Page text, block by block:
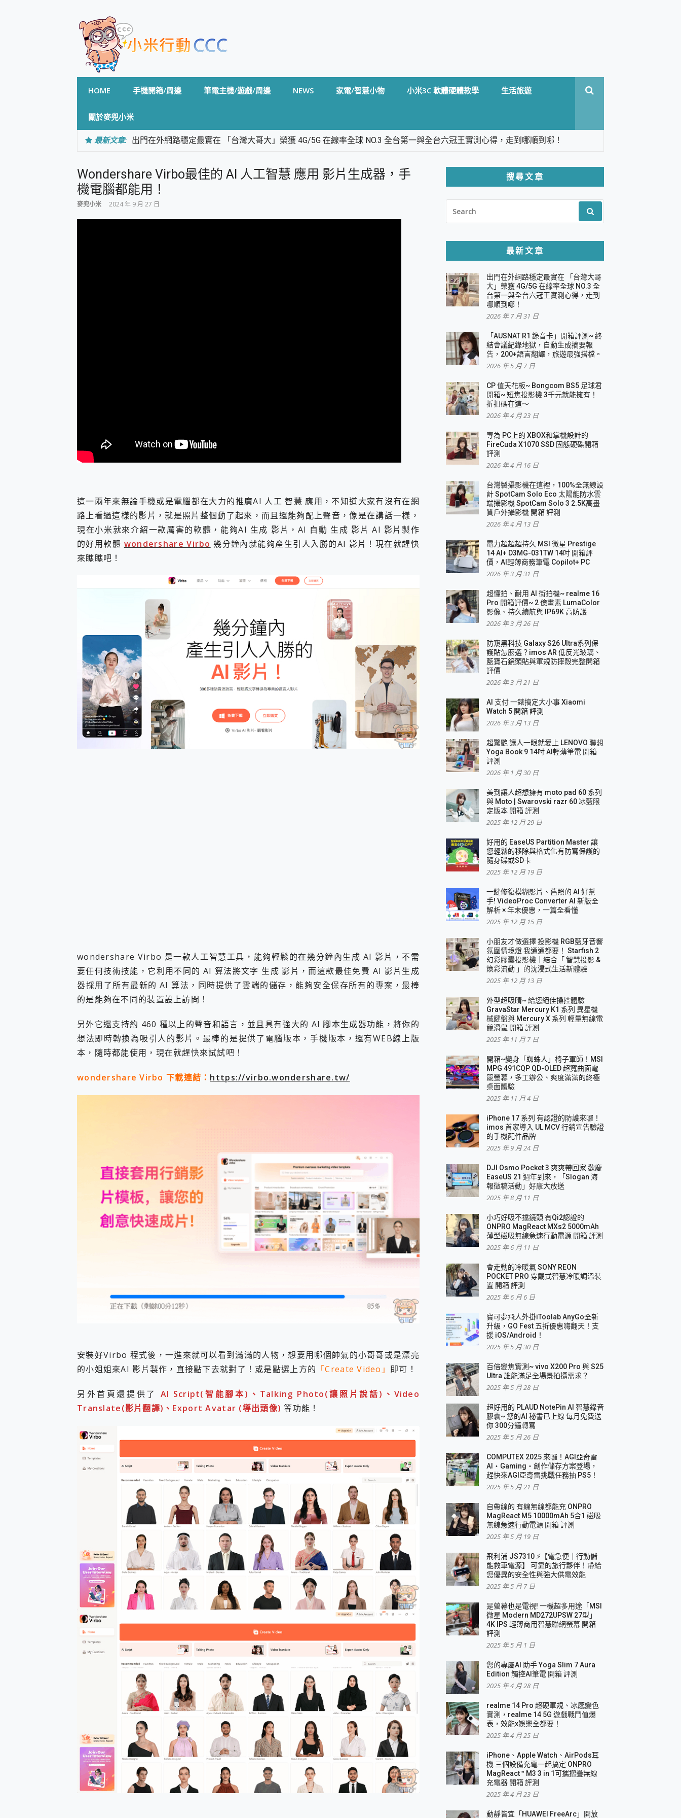
HOME 手機開箱/周邊 筆電主機/遊戲/周邊 NEWS 家電/智慧小物 小米3C 軟體硬體教學 生活旅遊
關於麥兜小米
最新文章: 出門在外網路穩定最實在 「台灣大哥大」榮獲 4G/5G 在線率全球 NO.3 全台第一與全台六冠王實測心得，走到哪順到哪！
專為 PC上的 XBOX和掌機設計的 FireCuda X1070 SSD 固態硬碟開箱 評測
台灣製攝影機在這裡，100%全無線設計 SpotCam Solo Eco 太陽能防水雲端攝影機 SpotCam Solo 3 2.5K高畫質戶外攝影機 開箱 評
測
電力超超超持久 MSI 微星 Prestige 14 AI+ D3MG-031TW 14吋 開箱評價，AI輕薄商務筆電 Copilot+ PC
超懂拍、耐用 AI 街拍機~ realme 16 Pro 開箱評價~ 2 億畫素 LumaColor 影像、持久續航與 IP69K 高防護
美到讓人超想擁有 moto pad 60 系列 與 Moto | Swarovski razr 60 冰藍限定版本 開箱 評測
一鍵修復模糊影片、舊照的 AI 好幫手! VideoProc Converter AI 新版全解析 × 年末優惠，一篇全看懂
小朋友才做選擇 投影機 RGB藍牙音響 氛圍情境燈 我通通都要！ Starfish 2 幻彩膠囊投影機｜結合「 智慧投影 & 煥彩流動 」的沈浸
外型超吸晴~ 給您絕佳操控體驗 GravaStar Mercury K1 系列 異星機械鍵盤與 Mercury X 系列 輕量無線電競滑鼠 開箱 評測
iPhone 17 系列 有認證的防護來囉！ imos 首家導入 UL MCV 行銷宣告驗證的手機配件品牌
DJI Osmo Pocket 3 爽爽帶回家 歡慶 EaseUS 21 週年到來，「Slogan 海報徵稿活動」好康大放送
小巧好吸不擋鏡頭 有Qi2認證的 ONPRO MagReact MXs2 5000mAh薄型磁吸無線急速行動電源 開箱 評測
超好用的 PLAUD NotePin AI 智慧錄音膠囊~ 您的AI 秘書已上線 每月免費送你 300分鐘轉寫
COMPUTEX 2025 來囉！AGI亞奇雷 AI・Gaming・創作儲存方案登場，趕快來AGI亞奇雷挑戰任務抽 PS5！
自帶線的 有線無線都能充 ONPRO MagReact M5 10000mAh 5合1 磁吸無線急速行動電源 開箱 評測
飛利浦 JS7310 ⚡【電急便｜行動儲能救車電源】 可靠的旅行夥伴！帶給您優異的安全性與強大供電效能
是螢幕也是電視! 一機超多用途「MSI微星 Modern MD272UPSW 27型」 4K IPS 輕薄商用智慧聯網螢幕 開箱 評測
您的專屬AI 助手 Yoga Slim 7 Aura Edition 觸控AI筆電 開箱 評測
iPhone、Apple Watch、AirPods耳機 三個設備充電一起搞定 ONPRO MagReact™ M3 3 in 1可攜摺疊無線充電器 開箱 評測
動靜皆宜「HUAWEI FreeArc」開放式耳掛耳機，無感配戴! 超穩超服貼，音質、通話也很優質
好玩好拍 vivo V50 ~ 口袋裡的 Zeiss 潮流攝影棚!
25種洗烘模式一機搞定! Roborock 衣莉莎白 H1 Neo分子篩洗脫烘 AI 滾筒洗衣機
給 MSI Claw 系列電競掌機 最完美的家 MSI Nest Docking Station 掌機專屬擴充底座 開箱 評測
B&O 精品級音響! Home+ 中嘉寬頻 SoundBox 劇院串流盒 開箱 評測
EaseUS Vocal Remover 免費線上去聲器一鍵去除人聲 人聲 音樂分離 2024 消除人聲推薦
3 個超值 MHN 飛人工具分享~~ iToolab AnyGo 魔物獵人 Now飛人 ios教學 不出門也可以到處走
Locawhere AnyTo 寶可夢飛人 AnyTo 不出門也可以飛遍全世界
小體積 40000mAh 超大容量 一次充5個設備 充好充滿 CUKTECH 酷態科 300W 微型充電站 開箱 評測
97.3% 恢復率，資料救援就是這麼簡單 EaseUS Data Recovery Wizard Free 18.0.0 業界最好的資料救援軟體
磁碟系統大風吹 有了 磁碟管理程式 EaseUS Partition Master 就是這麼簡單
全新 SONY Xperia 1 VI 開箱! 相機實測! 長焦覆蓋更遠更清晰、2日長續航、頂尖影音娛樂效能~
Xiaomi 14 Ultra 開箱 評測~ 有深度的 Leica 影像旗艦手機! 加碼小旗艦 Xiaomi 14 開箱 評測
vivo TWS 3e 真無線藍牙耳機智慧降噪升級、音質明亮溫潤，並支援雙設備連接~
MSI Claw 掌機專屬配件包 來囉 完美保護 MSI Claw A1M-026TW 電競掌機
人像旗艦 vivo V30 系列 開箱 評測! 首搭蔡司光學鏡頭、攝影棚級柔光環、拍攝功能最好玩的美拍神機 vivo V30 Pro
多個願望一次滿足 超強散熱 微星 MSI Claw A1M-026TW 電競掌機 開箱 評測
一吸完美對位 擁有超強吸力與超好用的隱磁支架 O-ONE MAG 最會吸的行動電源 開箱 評測
OPPO 哈蘇 300mm 專業增距鏡實測：Find X9 Ultra 光學長焦隨手拍，紀錄生活就是這麼簡單
Motorola edge 70 pro 及 moto g37 power上市，登錄在送飛利浦氣炸鍋
近八千元的 Soundcore Liberty 5 Pro Max，有螢幕的耳機會是智商稅嗎?
ASUS Pad 全面應援 Me Time，加碼愛奇藝黃金雙周卡體驗，專案價最低 NT$0 起
Wondershare Virbo最佳的 AI 人工智慧 應用 影片生成器，手
機電腦都能用！
麥兜小米 2024 年 9 月 27 日
這一兩年來無論手機或是電腦都在大力的推廣AI 人工 智慧 應用，不知道大家有沒有在網
路上看過這樣的影片，就是照片整個動了起來，而且還能夠配上聲音，像是在講話一樣，
現在小米就來介紹一款厲害的軟體，能夠AI 生成 影片，AI 自動 生成 影片 AI 影片製作
的好用軟體 wondershare Virbo 幾分鐘內就能夠產生引人入勝的AI 影片！現在就趕快
來瞧瞧吧！
wondershare Virbo 是一款人工智慧工具，能夠輕鬆的在幾分鐘內生成 AI 影片，不需
要任何技術技能，它利用不同的 AI 算法將文字 生成 影片，而這款最佳免費 AI 影片生成
器採用了所有最新的 AI 算法，同時提供了雲端的儲存，能夠安全保存所有的專案，最棒
的是能夠在不同的裝置設上訪問！
另外它還支持約 460 種以上的聲音和語言，並且具有強大的 AI 腳本生成器功能，將你的
想法即時轉換為吸引人的影片。最棒的是提供了電腦版本，手機版本，還有WEB線上版
本，隨時都能使用，現在就趕快來試試吧！
wondershare Virbo 下載連結： https://virbo.wondershare.tw/
安裝好Virbo 程式後，一進來就可以看到滿滿的人物，想要用哪個帥氣的小哥哥或是漂亮
的小姐姐來AI 影片製作，直接點下去就對了！或是點選上方的 「Create Video」 即可！
另外首頁還提供了 AI Script(智能腳本)、Talking Photo(讓照片說話)、Video
Translate(影片翻譯)、Export Avatar (導出頭像)等功能！
搜尋文章
FOR:
最新文章
出門在外網路穩定最實在 「台灣大哥
大」榮獲 4G/5G 在線率全球 NO.3 全
台第一與全台六冠王實測心得，走到
哪順到哪！
2026 年 7 月 31 日
「AUSNAT R1 錄音卡」開箱評測~ 終
結會議紀錄地獄，自動生成摘要報
告，200+語言翻譯，旅遊最強搭檔。
2026 年 5 月 7 日
CP 值天花板~ Bongcom BS5 足球君
開箱~ 短焦投影機 3千元就能擁有！
折扣碼在這～
2026 年 4 月 23 日
專為 PC上的 XBOX和掌機設計的
FireCuda X1070 SSD 固態硬碟開箱
評測
2026 年 4 月 16 日
台灣製攝影機在這裡，100%全無線設
計 SpotCam Solo Eco 太陽能防水雲
端攝影機 SpotCam Solo 3 2.5K高畫
質戶外攝影機 開箱 評測
2026 年 4 月 13 日
電力超超超持久 MSI 微星 Prestige
14 AI+ D3MG-031TW 14吋 開箱評
價，AI輕薄商務筆電 Copilot+ PC
2026 年 3 月 31 日
超懂拍、耐用 AI 街拍機~ realme 16
Pro 開箱評價~ 2 億畫素 LumaColor
影像、持久續航與 IP69K 高防護
2026 年 3 月 26 日
防窺黑科技 Galaxy S26 Ultra系列保
護貼怎麼選？imos AR 低反光玻璃、
藍寶石鏡頭貼與軍規防摔殼完整開箱
評價
2026 年 3 月 21 日
AI 支付 一錶搞定大小事 Xiaomi
Watch 5 開箱 評測
2026 年 3 月 13 日
超驚艷 讓人一眼就愛上 LENOVO 聯想
Yoga Book 9 14吋 AI輕薄筆電 開箱
評測
2026 年 1 月 30 日
美到讓人超想擁有 moto pad 60 系列
與 Moto | Swarovski razr 60 冰藍限
定版本 開箱 評測
2025 年 12 月 29 日
好用的 EaseUS Partition Master 讓
您輕鬆的移除與格式化有防寫保護的
隨身碟或SD卡
2025 年 12 月 19 日
一鍵修復模糊影片、舊照的 AI 好幫
手! VideoProc Converter AI 新版全
解析 × 年末優惠，一篇全看懂
2025 年 12 月 15 日
小朋友才做選擇 投影機 RGB藍牙音響
氛圍情境燈 我通通都要！ Starfish 2
幻彩膠囊投影機｜結合「 智慧投影 &
煥彩流動 」的沈浸式生活新體驗
2025 年 12 月 13 日
外型超吸晴~ 給您絕佳操控體驗
GravaStar Mercury K1 系列 異星機
械鍵盤與 Mercury X 系列 輕量無線電
競滑鼠 開箱 評測
2025 年 11 月 7 日
開箱~變身「蜘蛛人」椅子軍師！MSI
MPG 491CQP QD-OLED 超寬曲面電
競螢幕，多工辦公、爽度滿滿的終極
桌面體驗
2025 年 11 月 4 日
iPhone 17 系列 有認證的防護來囉！
imos 首家導入 UL MCV 行銷宣告驗證
的手機配件品牌
2025 年 9 月 24 日
DJI Osmo Pocket 3 爽爽帶回家 歡慶
EaseUS 21 週年到來，「Slogan 海
報徵稿活動」好康大放送
2025 年 8 月 11 日
小巧好吸不擋鏡頭 有Qi2認證的
ONPRO MagReact MXs2 5000mAh
薄型磁吸無線急速行動電源 開箱 評測
2025 年 6 月 11 日
會走動的冷暖氣 SONY REON
POCKET PRO 穿戴式智慧冷暖調溫裝
置 開箱 評測
2025 年 6 月 6 日
寶可夢飛人外掛iToolab AnyGo全新
升級，GO Fest 五折優惠嗨翻天！支
援 iOS/Android！
2025 年 5 月 30 日
百倍變焦實測~ vivo X200 Pro 與 S25
Ultra 誰能滿足全場景拍攝需求？
2025 年 5 月 28 日
超好用的 PLAUD NotePin AI 智慧錄音
膠囊~ 您的AI 秘書已上線 每月免費送
你 300分鐘轉寫
2025 年 5 月 26 日
COMPUTEX 2025 來囉！AGI亞奇雷
AI・Gaming・創作儲存方案登場，
趕快來AGI亞奇雷挑戰任務抽 PS5！
2025 年 5 月 21 日
自帶線的 有線無線都能充 ONPRO
MagReact M5 10000mAh 5合1 磁吸
無線急速行動電源 開箱 評測
2025 年 5 月 19 日
飛利浦 JS7310 ⚡【電急便｜行動儲
能救車電源】 可靠的旅行夥伴！帶給
您優異的安全性與強大供電效能
2025 年 5 月 7 日
是螢幕也是電視! 一機超多用途「MSI
微星 Modern MD272UPSW 27型」
4K IPS 輕薄商用智慧聯網螢幕 開箱
評測
2025 年 5 月 1 日
您的專屬AI 助手 Yoga Slim 7 Aura
Edition 觸控AI筆電 開箱 評測
2025 年 4 月 28 日
realme 14 Pro 超硬軍規、冰感變色
實測，realme 14 5G 遊戲戰鬥值爆
表，效能x娛樂全都要！
2025 年 4 月 25 日
iPhone、Apple Watch、AirPods耳
機 三個設備充電一起搞定 ONPRO
MagReact™ M3 3 in 1可攜摺疊無線
充電器 開箱 評測
2025 年 4 月 23 日
動靜皆宜「HUAWEI FreeArc」開放